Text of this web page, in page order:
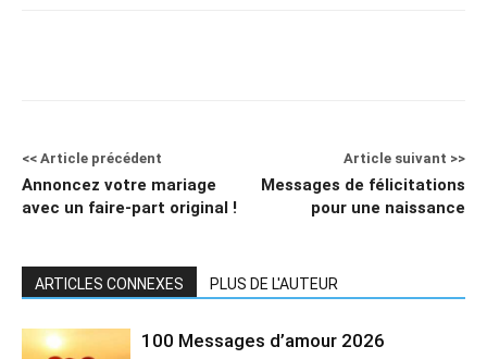
<< Article précédent
Annoncez votre mariage
avec un faire-part original !
Article suivant >>
Messages de félicitations
pour une naissance
ARTICLES CONNEXES PLUS DE L'AUTEUR
100 Messages d’amour 2026